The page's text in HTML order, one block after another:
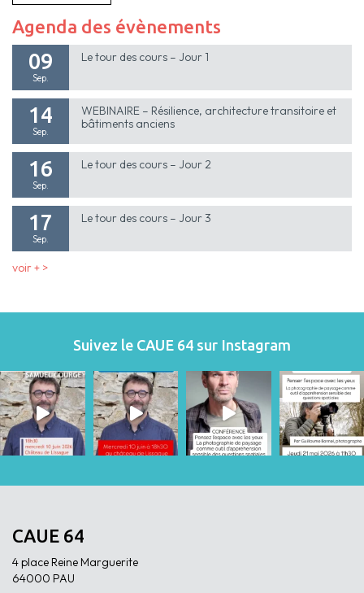
Agenda des évènements
09
Sep.
Le tour des cours – Jour 1
14
Sep.
WEBINAIRE – Résilience, architecture transitoire et
bâtiments anciens
16
Sep.
Le tour des cours – Jour 2
17
Sep.
Le tour des cours – Jour 3
voir + >
Suivez le CAUE 64 sur Instagram
CAUE 64
4 place Reine Marguerite
64000 PAU